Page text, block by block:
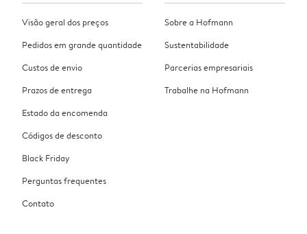
Visão geral dos preços
Pedidos em grande quantidade
Custos de envio
Prazos de entrega
Estado da encomenda
Códigos de desconto
Black Friday
Perguntas frequentes
Contato
Sobre a Hofmann
Sustentabilidade
Parcerias empresariais
Trabalhe na Hofmann